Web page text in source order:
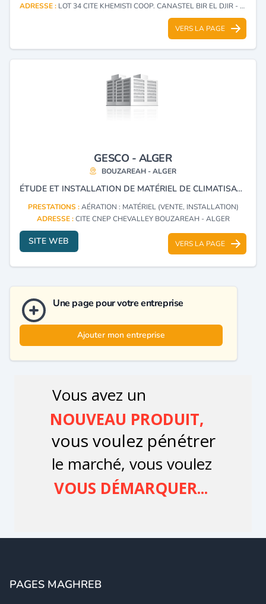
ADRESSE : LOT 34 CITE KHEMISTI COOP. CANASTEL BIR EL DJIR - ORAN
VERS LA PAGE
GESCO - ALGER
BOUZAREAH - ALGER
ÉTUDE ET INSTALLATION DE MATÉRIEL DE CLIMATISATION ET VENTILATION. TRAVAUX D'ISOLATION, RÉFRIGÉRATION, CONGÉLATION ET ISOLATION - FROID - DÉSENFUMAGE - AÉRATION.
PRESTATIONS :AÉRATION : MATÉRIEL (VENTE, INSTALLATION)
ADRESSE :CITE CNEP CHEVALLEY BOUZAREAH - ALGER
SITE WEB VERS LA PAGE
Une page pour votre entreprise
Ajouter mon entreprise
PAGES MAGHREB